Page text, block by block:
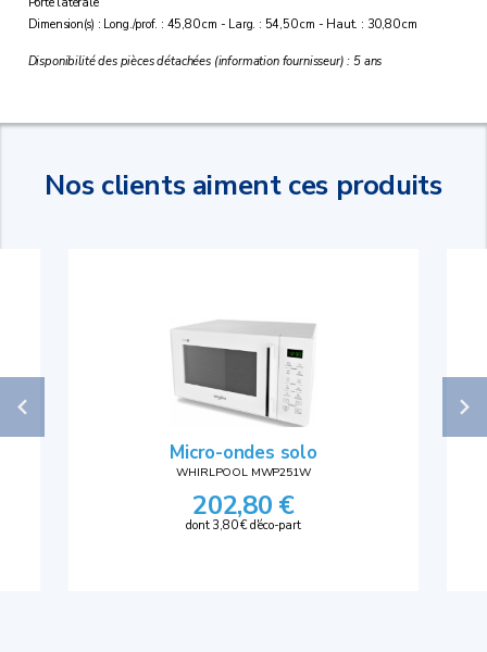
Dimension(s) : Long./prof. : 45,80 cm - Larg. : 54,50 cm - Haut. : 30,80 cm
Disponibilité des pièces détachées (information fournisseur) : 5 ans
Nos clients aiment ces produits
Micro-ondes solo
WHIRLPOOL MWP251W
202,80 €
dont 3,80 € d'éco-part